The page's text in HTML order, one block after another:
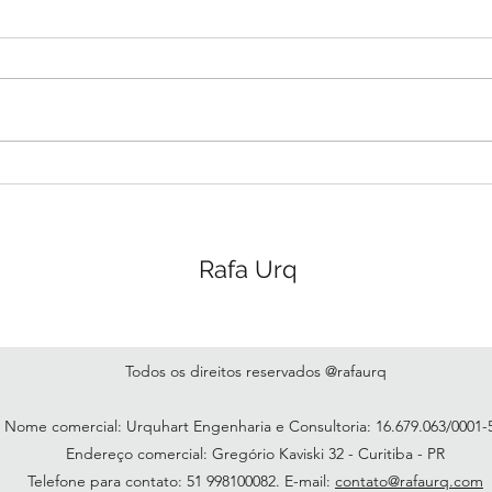
só
de
Rafa Urq
Todos os direitos reservados @rafaurq
Nome comercial: Urquhart Engenharia e Consultoria: 16.679.063/0001-
Endereço comercial: Gregório Kaviski 32 - Curitiba - PR
Telefone para contato: 51 998100082. E-mail: contato@rafaurq.com